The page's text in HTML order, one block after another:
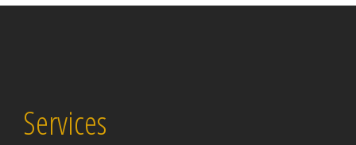
Services